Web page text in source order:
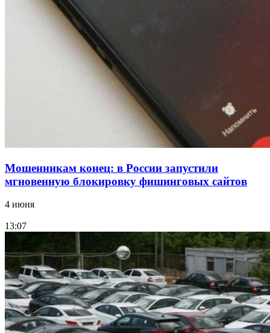
Волгоградские компании нарастили экспорт:
заключены контракты на 3,6 млн долларов
Мошенникам конец: в России запустили
мгновенную блокировку фишинговых сайтов
4 июня
13:07